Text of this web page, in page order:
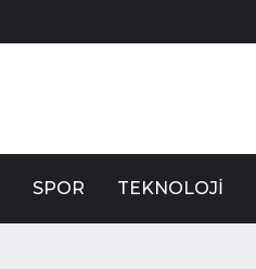
SPOR TEKNOLOJI